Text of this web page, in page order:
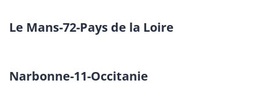
Le Mans-72-Pays de la Loire
Narbonne-11-Occitanie